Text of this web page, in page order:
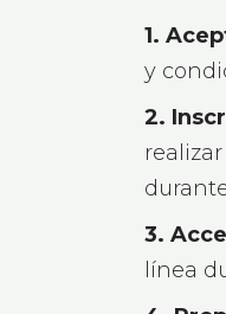
1.
y
2.
3.
línea